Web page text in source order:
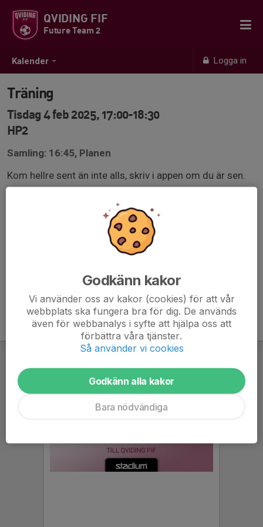
Kalender Logga in
QVIDING FIF
Future Team 2
Träning
Tisdag 4 feb 2025, 17:00-18:30
HP2
Samling: 16:45, Planen
Kom hellre sent än inte alls, skriv i appen om du är sen.
Godkänn kakor
Vi använder oss av kakor (cookies) för att vår
webbplats ska fungera bra för dig. De används
även för webbanalys i syfte att hjälpa oss att
förbättra våra tjänster.
Så använder vi cookies
Godkänn alla kakor
Bara nödvändiga